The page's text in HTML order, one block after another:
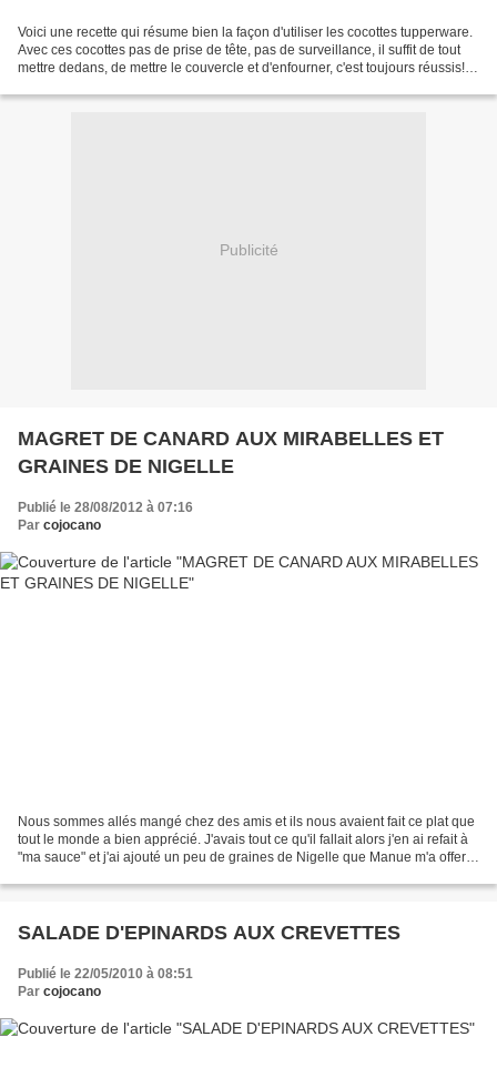
Voici une recette qui résume bien la façon d'utiliser les cocottes tupperware.
Avec ces cocottes pas de prise de tête, pas de surveillance, il suffit de tout
mettre dedans, de mettre le couvercle et d'enfourner, c'est toujours réussis!
Publicité
MAGRET DE CANARD AUX MIRABELLES ET
GRAINES DE NIGELLE
Publié le 28/08/2012 à 07:16
Par cojocano
Nous sommes allés mangé chez des amis et ils nous avaient fait ce plat que
tout le monde a bien apprécié. J'avais tout ce qu'il fallait alors j'en ai refait à
"ma sauce" et j'ai ajouté un peu de graines de Nigelle que Manue m'a offert
SALADE D'EPINARDS AUX CREVETTES
Publié le 22/05/2010 à 08:51
Par cojocano